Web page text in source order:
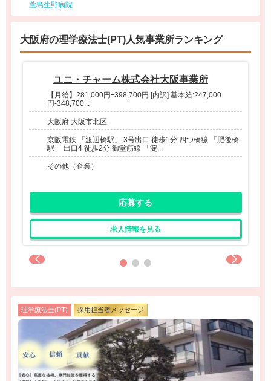
萱島生野病院
大阪府の理学療法士(PT)人気事業所ランキング
ユニ・チャーム株式会社大阪事業所
【月給】281,000円ｰ398,700円 [内訳] 基本給:247,000
円-348,700...
大阪府 大阪市北区
京阪電鉄 「渡辺橋駅」 3号出口 徒歩1分 四つ橋線 「肥後橋
駅」 出口4 徒歩2分 御堂筋線 「淀...
その他（企業）
応募する
求人情報を見る
理学療法士(PT) 採用担当者メッセージ